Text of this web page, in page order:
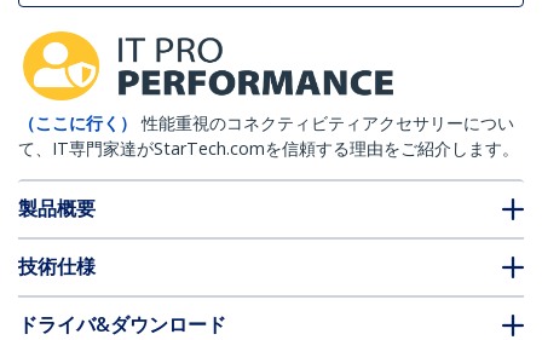
（ここに行く）
性能重視のコネクティビティアクセサリーについ
て、IT専門家達がStarTech.comを信頼する理由をご紹介します。
製品概要
技術仕様
ドライバ&ダウンロード